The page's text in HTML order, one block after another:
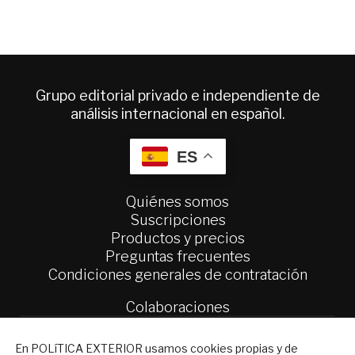
Grupo editorial privado e independiente de
análisis internacional en español.
ES
Quiénes somos
Suscripciones
Productos y precios
Preguntas frecuentes
Condiciones generales de contratación
Colaboraciones
Contacto
En POLíTICA EXTERIOR usamos cookies propias y de
NEWSLETTER